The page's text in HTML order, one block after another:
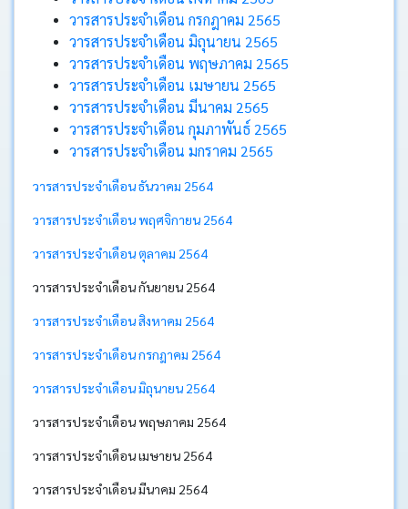
วารสารประจำเดือน กรกฎาคม 2565
วารสารประจำเดือน มิถุนายน 2565
วารสารประจำเดือน พฤษภาคม 2565
วารสารประจำเดือน เมษายน 2565
วารสารประจำเดือน มีนาคม 2565
วารสารประจำเดือน กุมภาพันธ์ 2565
วารสารประจำเดือน มกราคม 2565
วารสารประจำเดือน ธันวาคม 2564
วารสารประจำเดือน พฤศจิกายน 2564
วารสารประจำเดือน ตุลาคม 2564
วารสารประจำเดือน กันยายน 2564
วารสารประจำเดือน สิงหาคม 2564
วารสารประจำเดือน กรกฎาคม 2564
วารสารประจำเดือน มิถุนายน 2564
วารสารประจำเดือน พฤษภาคม 2564
วารสารประจำเดือน เมษายน 2564
วารสารประจำเดือน มีนาคม 2564
ติดต่อ
อบต.
หนังสือ
ราชการ
คลัง
กิจกรรม
บอร์ด
Login